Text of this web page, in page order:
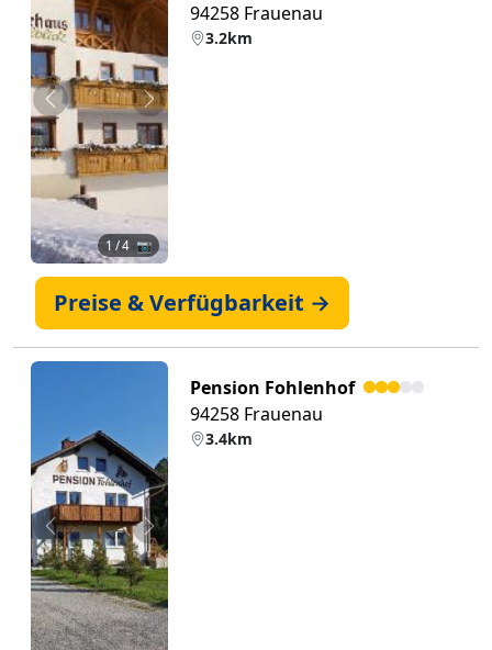
Zurück Weiter
1 / 4 📷
94258 Frauenau
3.2km
Preise & Verfügbarkeit →
Zurück Weiter
Pension Fohlenhof
94258 Frauenau
3.4km